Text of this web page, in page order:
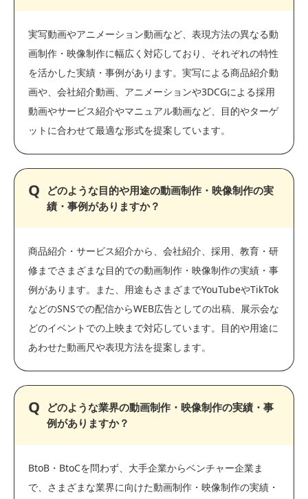
実写動画やアニメーション動画など、表現方法の異なる動
画制作・映像制作に幅広く対応しており、それぞれの特性
を活かした実績・事例があります。実写による商品紹介動
画や、会社紹介動画、アニメーションや3DCGによる採用
動画やサービス紹介やマニュアル動画など、目的やターゲ
ットに合わせて最適な形式を提案しています。
どのような目的や用途の動画制作・映像制作の実
績・事例がありますか？
商品紹介・サービス紹介から、会社紹介、採用、教育・研
修までさまざまな目的での動画制作・映像制作の実績・事
例があります。また、用途もさまざまでYouTubeやTikTok
などのSNSでの配信からWEB広告としての出稿、展示会な
どのイベントでの上映まで対応しています。目的や用途に
あわせた動画尺や表現方法を提案します。
どのような業界の動画制作・映像制作の実績・事
例がありますか？
BtoB・BtoCを問わず、大手企業からベンチャー企業ま
で、さまざまな業界に向けた動画制作・映像制作の実績・